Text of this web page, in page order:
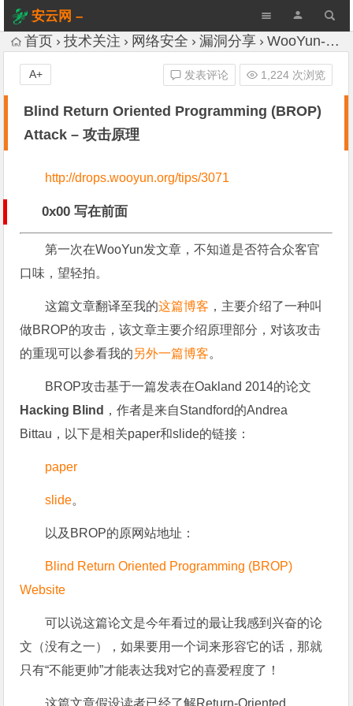
安云网 –
AnYun.ORG
首页 技术关注 网络安全 漏洞分享 WooYun-Drops
Blind Return Oriented Programming (BROP)
Attack – 攻击原理
发表评论 1,224 次浏览
A+
http://drops.wooyun.org/tips/3071
0x00 写在前面
第一次在WooYun发文章，不知道是否符合众客官
口味，望轻拍。
这篇文章翻译至我的这篇博客 ，主要介绍了一种叫
做BROP的攻击，该文章主要介绍原理部分，对该攻击
的重现可以参看我的另外一篇博客。
BROP攻击基于一篇发表在Oakland 2014的论文
Hacking Blind ，作者是来自Standford的Andrea
Bittau，以下是相关paper和slide的链接：
paper
slide。
以及BROP的原网站地址：
Blind Return Oriented Programming (BROP)
Website
可以说这篇论文是今年看过的最让我感到兴奋的论
文（没有之一），如果要用一个词来形容它的话，那就
只有“不能更帅”才能表达我对它的喜爱程度了！
这篇文章假设读者已经了解Return-Oriented